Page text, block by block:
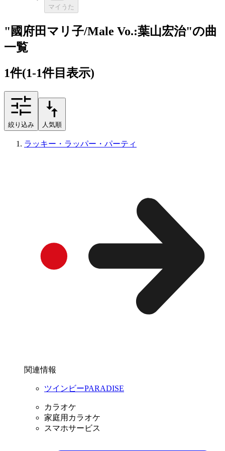
マイうた
"國府田マリ子/Male Vo.:葉山宏治"の曲
一覧
1件(1-1件目表示)
絞り込み 人気順
ラッキー・ラッパー・パーティ
関連情報
ツインビーPARADISE
カラオケ
家庭用カラオケ
スマホサービス